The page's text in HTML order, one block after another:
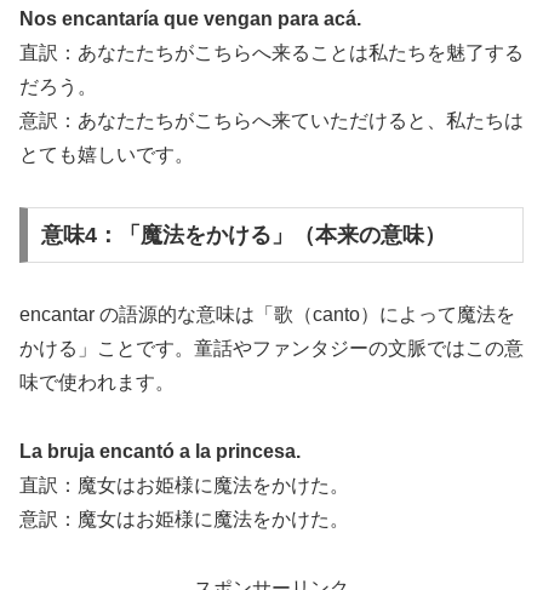
Nos encantaría que vengan para acá.
直訳：あなたたちがこちらへ来ることは私たちを魅了する
だろう。
意訳：あなたたちがこちらへ来ていただけると、私たちは
とても嬉しいです。
意味4：「魔法をかける」（本来の意味）
encantar の語源的な意味は「歌（canto）によって魔法を
かける」ことです。童話やファンタジーの文脈ではこの意
味で使われます。
La bruja encantó a la princesa.
直訳：魔女はお姫様に魔法をかけた。
意訳：魔女はお姫様に魔法をかけた。